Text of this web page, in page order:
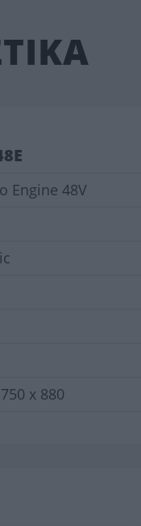
Engine 48V
x 880